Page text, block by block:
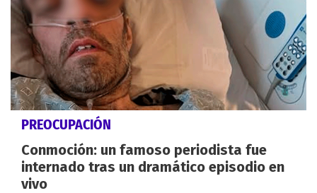
PREOCUPACIÓN
Conmoción: un famoso periodista fue
internado tras un dramático episodio en
vivo